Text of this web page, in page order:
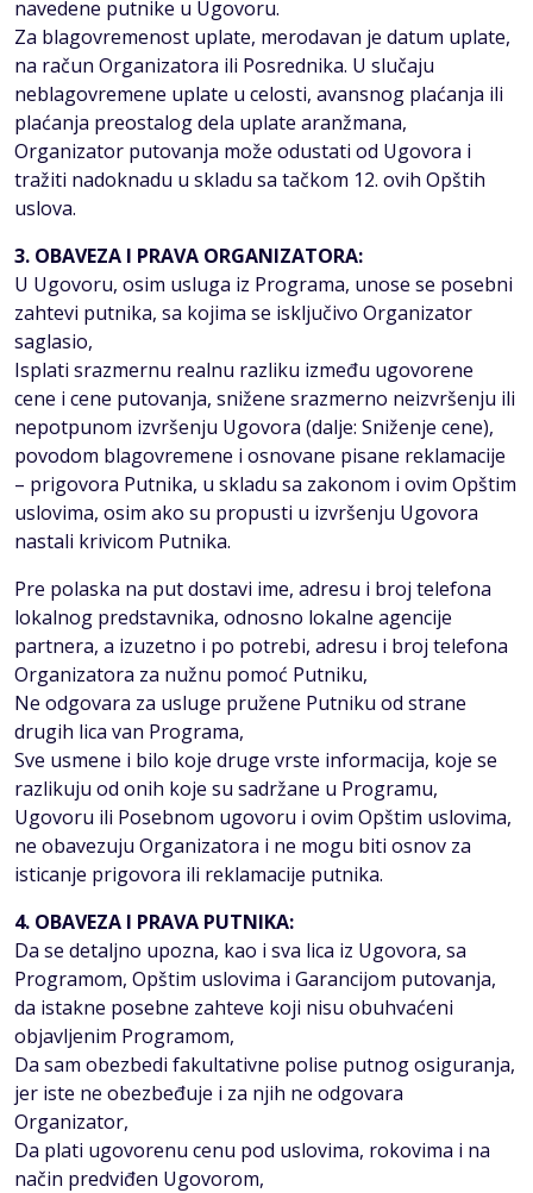
navedene putnike u Ugovoru.
Za blagovremenost uplate, merodavan je datum uplate,
na račun Organizatora ili Posrednika. U slučaju
neblagovremene uplate u celosti, avansnog plaćanja ili
plaćanja preostalog dela uplate aranžmana,
Organizator putovanja može odustati od Ugovora i
tražiti nadoknadu u skladu sa tačkom 12. ovih Opštih
uslova.
3. OBAVEZA I PRAVA ORGANIZATORA:
U Ugovoru, osim usluga iz Programa, unose se posebni
zahtevi putnika, sa kojima se isključivo Organizator
saglasio,
Isplati srazmernu realnu razliku između ugovorene
cene i cene putovanja, snižene srazmerno neizvršenju ili
nepotpunom izvršenju Ugovora (dalje: Sniženje cene),
povodom blagovremene i osnovane pisane reklamacije
– prigovora Putnika, u skladu sa zakonom i ovim Opštim
uslovima, osim ako su propusti u izvršenju Ugovora
nastali krivicom Putnika.
Pre polaska na put dostavi ime, adresu i broj telefona
lokalnog predstavnika, odnosno lokalne agencije
partnera, a izuzetno i po potrebi, adresu i broj telefona
Organizatora za nužnu pomoć Putniku,
Ne odgovara za usluge pružene Putniku od strane
drugih lica van Programa,
Sve usmene i bilo koje druge vrste informacija, koje se
razlikuju od onih koje su sadržane u Programu,
Ugovoru ili Posebnom ugovoru i ovim Opštim uslovima,
ne obavezuju Organizatora i ne mogu biti osnov za
isticanje prigovora ili reklamacije putnika.
4. OBAVEZA I PRAVA PUTNIKA:
Da se detaljno upozna, kao i sva lica iz Ugovora, sa
Programom, Opštim uslovima i Garancijom putovanja,
da istakne posebne zahteve koji nisu obuhvaćeni
objavljenim Programom,
Da sam obezbedi fakultativne polise putnog osiguranja,
jer iste ne obezbeđuje i za njih ne odgovara
Organizator,
Da plati ugovorenu cenu pod uslovima, rokovima i na
način predviđen Ugovorom,